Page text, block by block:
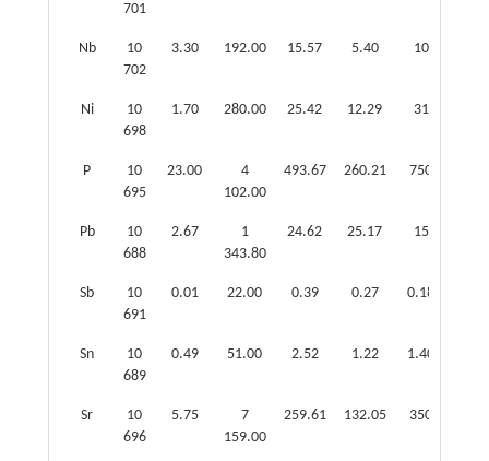
701
Nb
10
702
3.30 192.00 15.57 5.40 10
Ni
10
698
1.70 280.00 25.42 12.29 31
P
10
695
23.00
4
102.00
493.67 260.21 750
Pb
10
688
2.67
1
343.80
24.62 25.17 15
Sb
10
691
0.01 22.00 0.39 0.27 0.18
Sn
10
689
0.49 51.00 2.52 1.22 1.40
Sr
10
696
5.75
7
159.00
259.61 132.05 350